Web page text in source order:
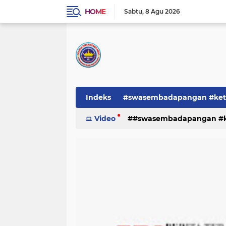
HOME Sabtu 8 Agu 2026
Indeks #swasembadapangan
Pemerintah PEMERINTAHAN
Video #swasembadapangan